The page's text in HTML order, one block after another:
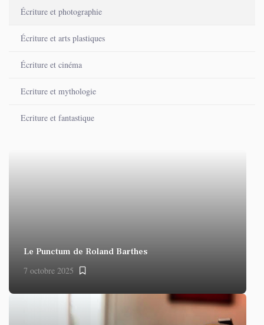
Écriture et photographie
Écriture et arts plastiques
Écriture et cinéma
Ecriture et mythologie
Ecriture et fantastique
Le Punctum de Roland Barthes
7 octobre 2025